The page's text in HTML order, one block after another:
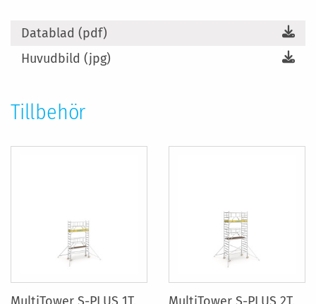
Datablad (pdf)
Huvudbild (jpg)
Tillbehör